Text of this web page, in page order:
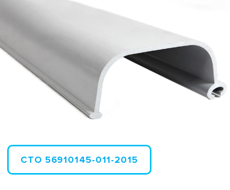
СТО 56910145-011-2015